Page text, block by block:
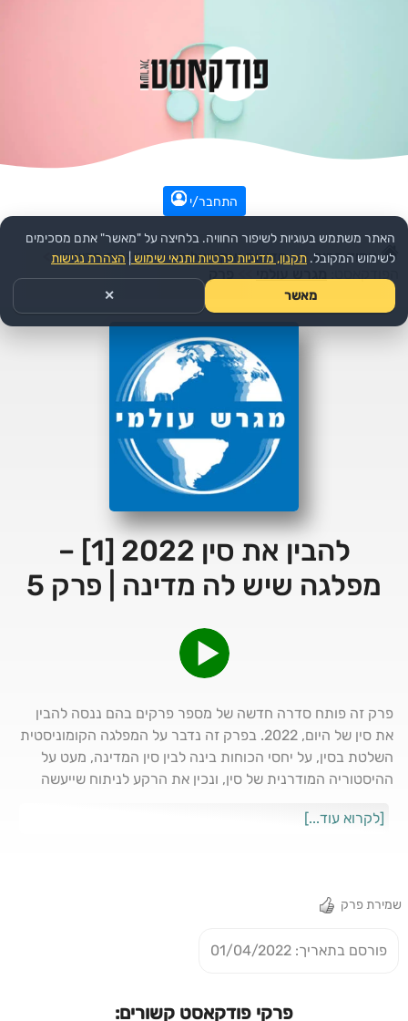
התחבר/י
עמוד הבית >> חדשות ואקטואליה >> פרשנות חדשות >>
להבין את סין 2022 [1] –
מפלגה שיש לה מדינה | פרק 5
פרק זה פותח סדרה חדשה של מספר פרקים בהם ננסה להבין
את סין של היום, 2022. בפרק זה נדבר על המפלגה הקומוניסטית
השלטת בסין, על יחסי הכוחות בינה לבין סין המדינה, מעט על
ההיסטוריה המודרנית של סין, ונכין את הרקע לניתוח שייעשה
המעשים של סין בזירות השונות בשנים האחרונות. המטרה בסוף
[לקרוא עוד...]
שמירת פרק
פורסם בתאריך: 01/04/2022
פרקי פודקאסט קשורים:
האתר משתמש בעוגיות לשיפור החוויה. בלחיצה על "מאשר" אתם מסכימים
לשימוש המקובל. תקנון, מדיניות פרטיות ותנאי שימוש הצהרת נגישות
מאשר ✕